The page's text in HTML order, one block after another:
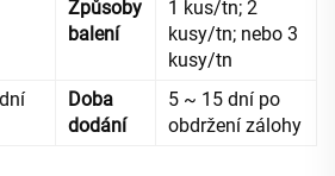
Způsoby
balení
1 kus/tn; 2
kusy/tn; nebo 3
kusy/tn
Doba
dodání
5 ~ 15 dní po
obdržení zálohy